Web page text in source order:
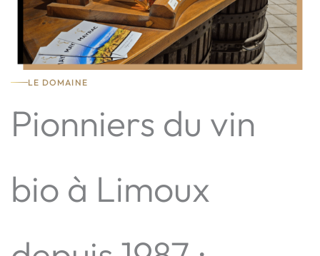
LE DOMAINE
Pionniers du vin
bio à Limoux